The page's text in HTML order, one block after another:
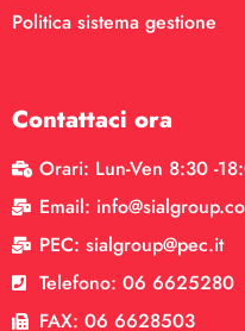
Politica sistema gestione
Contattaci ora
Orari: Lun-Ven 8:30 -
Email:
PEC: sialgroup@pec.it
Telefono: 06 6625280
FAX: 06 6628503